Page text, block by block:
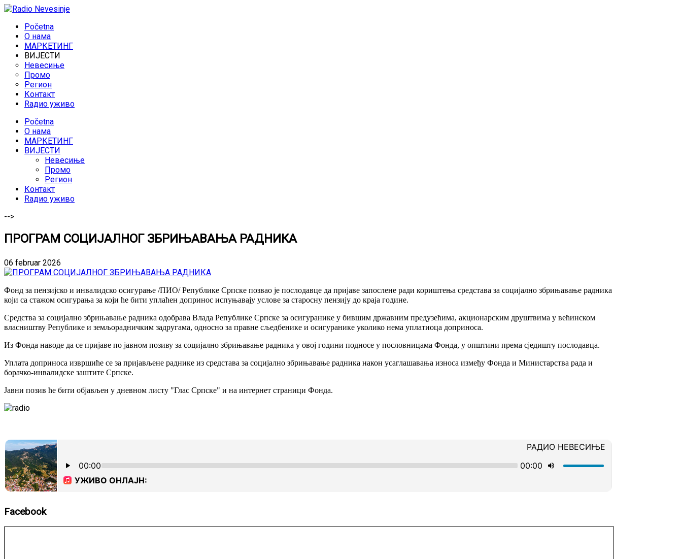
Početna
O нама
МАРКЕТИНГ
ВИЈЕСТИ
Невесиње
Промо
Регион
Контакт
Rадио уживо
Početna
O нама
МАРКЕТИНГ
ВИЈЕСТИ
Невесиње
Промо
Регион
Контакт
Rадио уживо
-->
ПРОГРАМ СОЦИЈАЛНОГ ЗБРИЊАВАЊА РАДНИКА
06 februar 2026
Фонд за пензијско и инвалидско осигурање /ПИО/ Републике Српске позвао је послодавце да пријаве запослене ради кориштења средстава за социјално збрињавање радника
који са стажом осигурања за који ће бити уплаћен допринос испуњавају услове за старосну пензију до краја године.
Средства за социјално збрињавање радника одобрава Влада Републике Српске за осигуранике у бившим државним предузећима, акционарским друштвима у већинском
власништву Републике и земљорадничким задругама, односно за правне сљедбенике и осигуранике уколико нема уплатиоца доприноса.
Из Фонда наводе да се пријаве по јавном позиву за социјално збрињавање радника у овој години подносе у пословницама Фонда, у општини према сједишту послодавца.
Уплата доприноса извршиће се за пријављене раднике из средстава за социјално збрињавање радника након усаглашавања износа између Фонда и Министарства рада и
борачко-инвалидске заштите Српске.
Јавни позив ће бити објављен у дневном листу "Глас Српске" и на интернет страници Фонда.
Facebook